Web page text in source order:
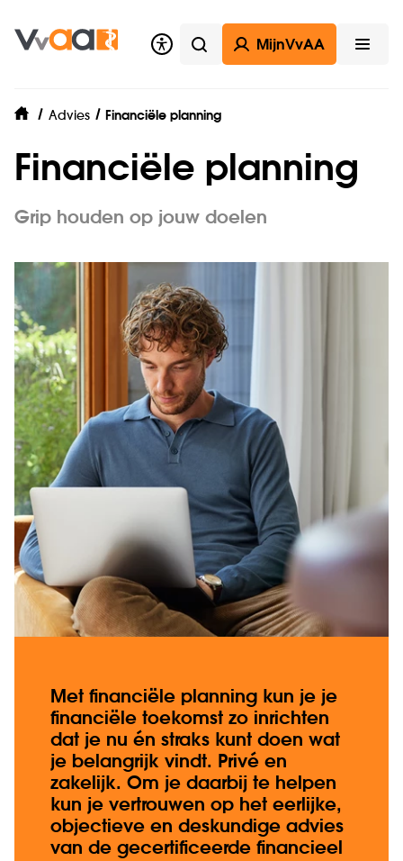
Zoeken
MijnVvAA
home
Advies Financiële planning
Financiële planning
Grip houden op jouw doelen
Met financiële planning kun je je
financiële toekomst zo inrichten
dat je nu én straks kunt doen wat
je belangrijk vindt. Privé en
zakelijk. Om je daarbij te helpen
kun je vertrouwen op het eerlijke,
objectieve en deskundige advies
van de gecertificeerde financieel